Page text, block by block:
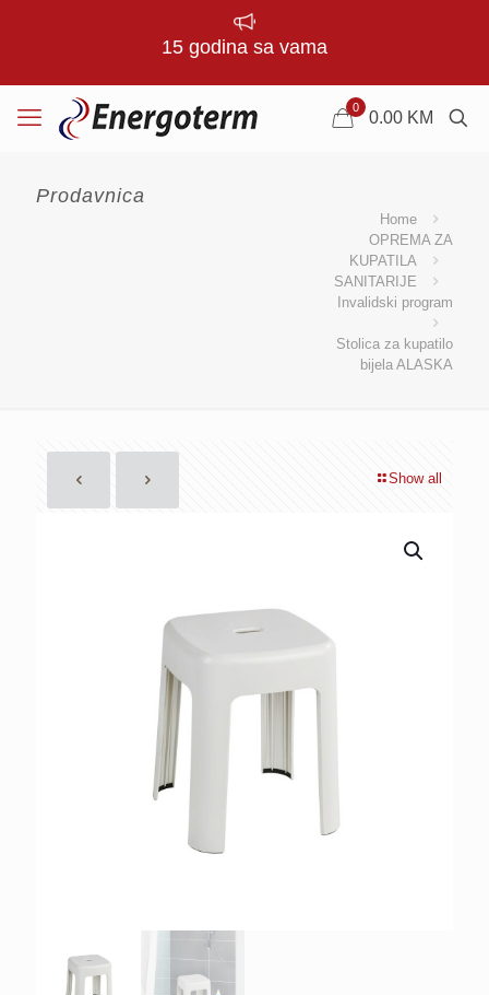
15 godina sa vama
0
0.00 KM
Prodavnica
Home
OPREMA ZA
KUPATILA
SANITARIJE
Invalidski program
Stolica za kupatilo
bijela ALASKA
Show all